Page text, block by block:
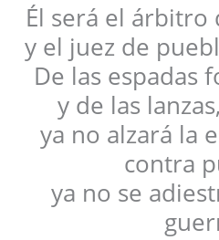
Él será el árbitro
y el juez de
De las espadas
y de las
ya no alzará la
contra
ya no se